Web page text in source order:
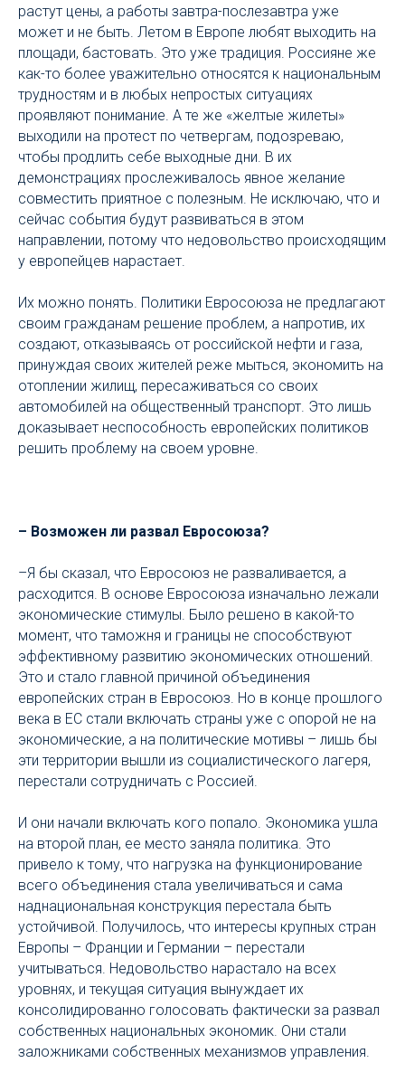
растут цены, а работы завтра-послезавтра уже
может и не быть. Летом в Европе любят выходить на
площади, бастовать. Это уже традиция. Россияне же
как-то более уважительно относятся к национальным
трудностям и в любых непростых ситуациях
проявляют понимание. А те же «желтые жилеты»
выходили на протест по четвергам, подозреваю,
чтобы продлить себе выходные дни. В их
демонстрациях прослеживалось явное желание
совместить приятное с полезным. Не исключаю, что и
сейчас события будут развиваться в этом
направлении, потому что недовольство происходящим
у европейцев нарастает.
Их можно понять. Политики Евросоюза не предлагают
своим гражданам решение проблем, а напротив, их
создают, отказываясь от российской нефти и газа,
принуждая своих жителей реже мыться, экономить на
отоплении жилищ, пересаживаться со своих
автомобилей на общественный транспорт. Это лишь
доказывает неспособность европейских политиков
решить проблему на своем уровне.
– Возможен ли развал Евросоюза?
–Я бы сказал, что Евросоюз не разваливается, а
расходится. В основе Евросоюза изначально лежали
экономические стимулы. Было решено в какой-то
момент, что таможня и границы не способствуют
эффективному развитию экономических отношений.
Это и стало главной причиной объединения
европейских стран в Евросоюз. Но в конце прошлого
века в ЕС стали включать страны уже с опорой не на
экономические, а на политические мотивы – лишь бы
эти территории вышли из социалистического лагеря,
перестали сотрудничать с Россией.
И они начали включать кого попало. Экономика ушла
на второй план, ее место заняла политика. Это
привело к тому, что нагрузка на функционирование
всего объединения стала увеличиваться и сама
наднациональная конструкция перестала быть
устойчивой. Получилось, что интересы крупных стран
Европы – Франции и Германии – перестали
учитываться. Недовольство нарастало на всех
уровнях, и текущая ситуация вынуждает их
консолидированно голосовать фактически за развал
собственных национальных экономик. Они стали
заложниками собственных механизмов управления.